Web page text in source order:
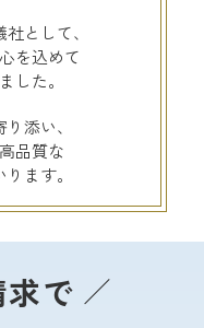
として、
を込めて
した。
添い、
品質な
ます。
で